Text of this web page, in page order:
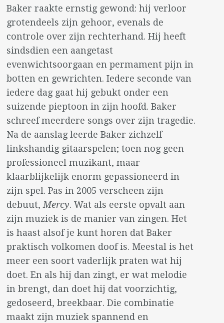
Baker raakte ernstig gewond: hij verloor
grotendeels zijn gehoor, evenals de
controle over zijn rechterhand. Hij heeft
sindsdien een aangetast
evenwichtsoorgaan en permament pijn in
botten en gewrichten. Iedere seconde van
iedere dag gaat hij gebukt onder een
suizende pieptoon in zijn hoofd. Baker
schreef meerdere songs over zijn tragedie.
Na de aanslag leerde Baker zichzelf
linkshandig gitaarspelen; toen nog geen
professioneel muzikant, maar
klaarblijkelijk enorm gepassioneerd in
zijn spel. Pas in 2005 verscheen zijn
debuut, Mercy. Wat als eerste opvalt aan
zijn muziek is de manier van zingen. Het
is haast alsof je kunt horen dat Baker
praktisch volkomen doof is. Meestal is het
meer een soort vaderlijk praten wat hij
doet. En als hij dan zingt, er wat melodie
in brengt, dan doet hij dat voorzichtig,
gedoseerd, breekbaar. Die combinatie
maakt zijn muziek spannend en